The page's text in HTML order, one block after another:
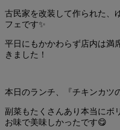
古民家を改装して作られた、
フェです✨
平日にもかかわらず店内は満
きました！
本日のランチ、『チキンカツ
副菜もたくさんあり本当にボ
お味で美味しかったです😋